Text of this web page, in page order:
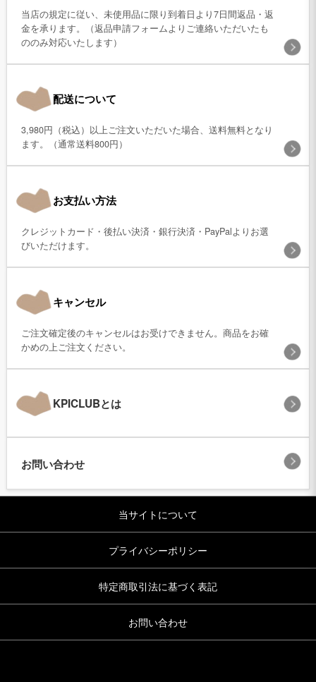
当店の規定に従い、未使用品に限り到着日より7日間返品・返
金を承ります。（返品申請フォームよりご連絡いただいたも
ののみ対応いたします）
配送について
3,980円（税込）以上ご注文いただいた場合、送料無料となり
ます。（通常送料800円）
お支払い方法
クレジットカード・後払い決済・銀行決済・PayPalよりお選
びいただけます。
キャンセル
ご注文確定後のキャンセルはお受けできません。商品をお確
かめの上ご注文ください。
KPICLUBとは
お問い合わせ
当サイトについて
プライバシーポリシー
特定商取引法に基づく表記
お問い合わせ